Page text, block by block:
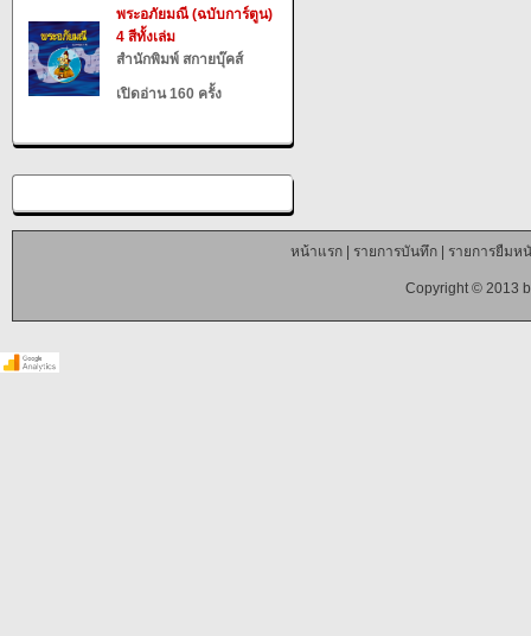
พระอภัยมณี (ฉบับการ์ตูน)
4 สีทั้งเล่ม
สำนักพิมพ์ สกายบุ๊คส์
เปิดอ่าน 160 ครั้ง
หน้าแรก| รายการบันทึก| รายการยืมห
Copyright © 2013